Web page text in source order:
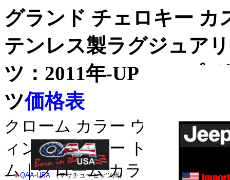
ス
ステンレス
●QAA-USA
（マサチューセッツ州）
グランド チェロキー カ
テンレス製ラグジュア
ツ ：2011年-UP ジープ
ツ価格表
クローム カラー ウィンドゥ
ィンドー ピラー トリム｜ク
ム｜クローム カラー ドア サ